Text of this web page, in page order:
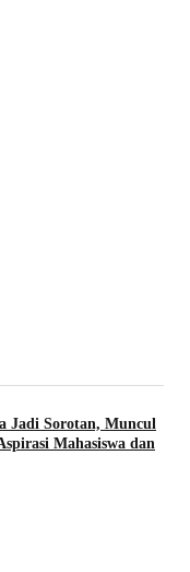
Jadi Sorotan, Muncul
Mahasiswa dan